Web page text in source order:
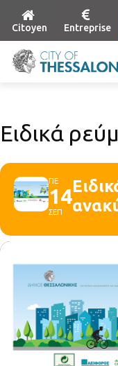
Citoyen Entreprise
Ειδικά
ΠΕ
14
ΣΕΠ